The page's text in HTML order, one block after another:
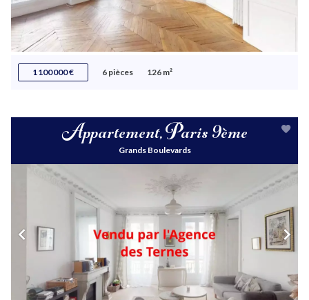
1 100 000 € 6 pièces 126 m²
Appartement, Paris 9ème
Grands Boulevards